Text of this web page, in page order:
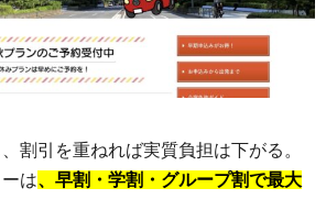
割引を重ねれば実質負担は下がる。
は、早割・学割・グループ割で最大